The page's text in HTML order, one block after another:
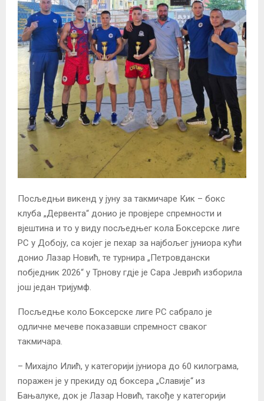
Посљедњи викенд у јуну за такмичаре Кик – бокс
клуба „Дервента“ донио је провјере спремности и
вјештина и то у виду посљедњег кола Боксерске лиге
РС у Добоју, са којег је пехар за најбољег јуниора кући
донио Лазар Новић, те турнира „Петровдански
побједник 2026“ у Трнову гдје је Сара Јеврић изборила
још један тријумф.
Посљедње коло Боксерске лиге РС сабрало је
одличне мечеве показавши спремност сваког
такмичара.
– Михајло Илић, у категорији јуниора до 60 килограма,
поражен је у прекиду од боксера „Славије“ из
Бањалуке, док је Лазар Новић, такође у категорији